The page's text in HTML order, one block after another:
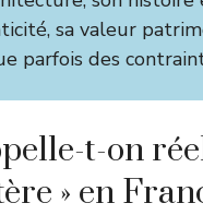
sa valeur
parfois des
t-on
» en